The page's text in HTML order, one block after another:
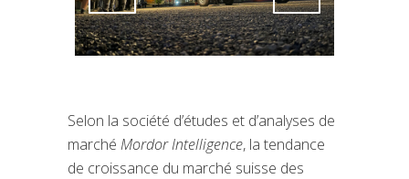
Attiva comando Attiva comando
Selon la société d’études et d’analyses de
marché Mordor Intelligence, la tendance
de croissance du marché suisse des